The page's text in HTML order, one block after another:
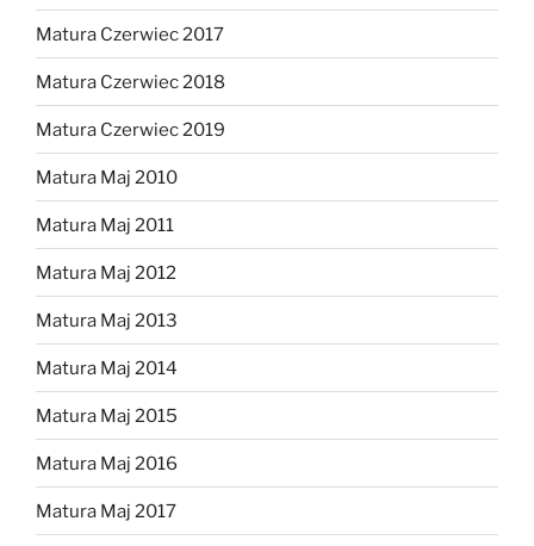
Matura Czerwiec 2017
Matura Czerwiec 2018
Matura Czerwiec 2019
Matura Maj 2010
Matura Maj 2011
Matura Maj 2012
Matura Maj 2013
Matura Maj 2014
Matura Maj 2015
Matura Maj 2016
Matura Maj 2017